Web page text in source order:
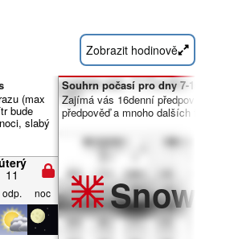
Zobrazit hodinově
(max
bude
slabý
11
odp. noc
Souhrn počasí pro dny 7-16:
Zajímá vás 16denní předpověď?
předpověď a mnoho dalších funkcí
Snow